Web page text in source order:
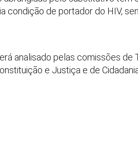
condição de portador do HIV,
analisado pelas comissões de
e Justiça e de